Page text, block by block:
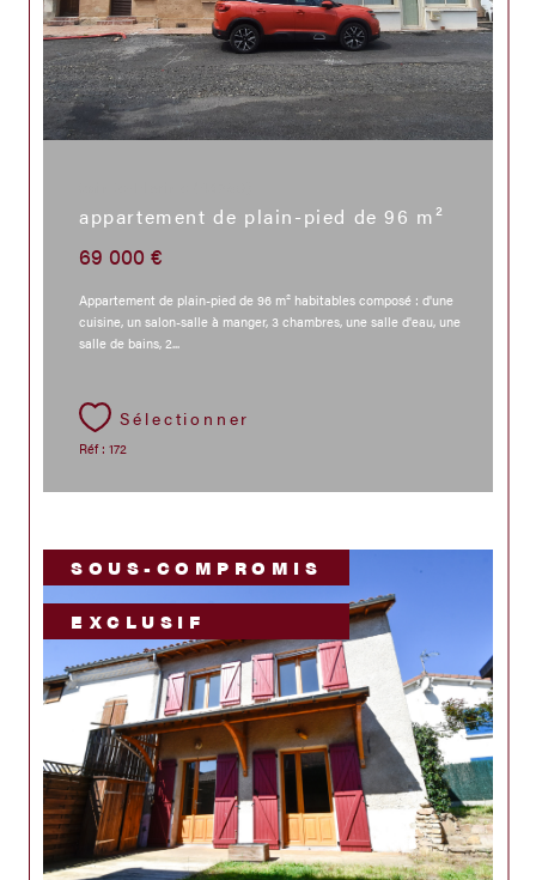
appartement de plain-pied de 96 m²
69 000 €
Appartement de plain-pied de 96 m² habitables composé : d'une
cuisine, un salon-salle à manger, 3 chambres, une salle d'eau, une
salle de bains, 2...
Sélectionner
Réf : 172
SOUS-COMPROMIS
EXCLUSIF